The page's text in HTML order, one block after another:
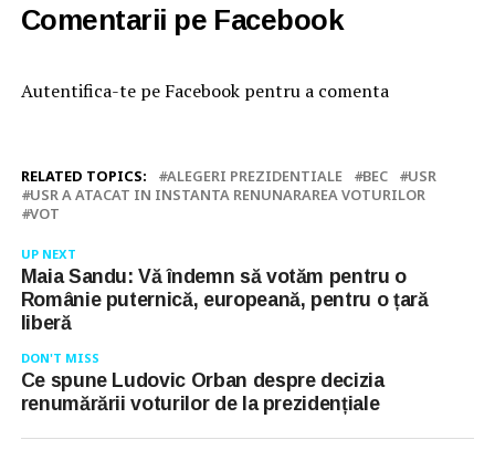
Comentarii pe Facebook
Autentifica-te pe Facebook pentru a comenta
RELATED TOPICS: ALEGERI PREZIDENTIALE BEC
USR
USR A ATACAT IN INSTANTA RENUNARAREA VOTURILOR
VOT
UP NEXT
Maia Sandu: Vă îndemn să votăm pentru o
Românie puternică, europeană, pentru o țară
liberă
DON'T MISS
Ce spune Ludovic Orban despre decizia
renumărării voturilor de la prezidențiale